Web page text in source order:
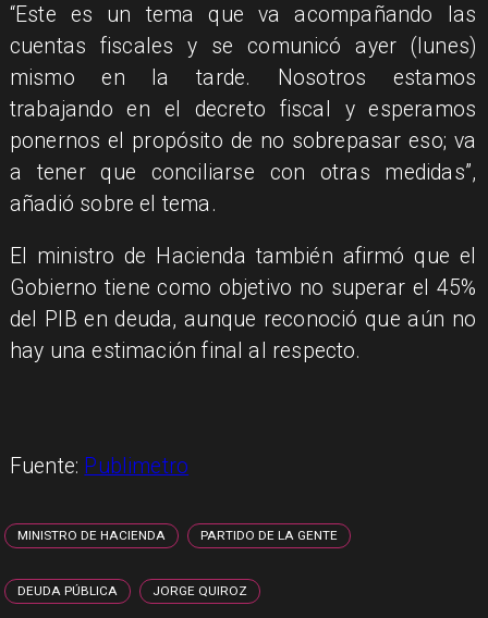
“Este es un tema que va acompañando las
cuentas fiscales y se comunicó ayer (lunes)
mismo en la tarde. Nosotros estamos
trabajando en el decreto fiscal y esperamos
ponernos el propósito de no sobrepasar eso; va
a tener que conciliarse con otras medidas”,
añadió sobre el tema.
El ministro de Hacienda también afirmó que el
Gobierno tiene como objetivo no superar el 45%
del PIB en deuda, aunque reconoció que aún no
hay una estimación final al respecto.
Fuente: Publimetro
MINISTRO DE HACIENDA PARTIDO DE LA GENTE
DEUDA PÚBLICA JORGE QUIROZ